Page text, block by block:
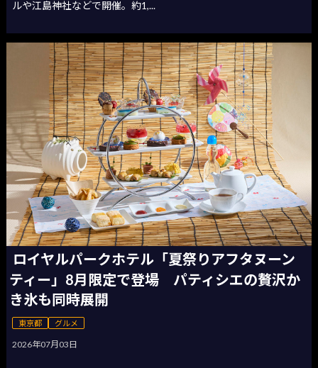
ルや江島神社などで開催。約1,...
ロイヤルパークホテル「夏祭りアフタヌーン
ティー」8月限定で登場 パティシエの贅沢か
き氷も同時展開
東京都 グルメ
2026年07月03日